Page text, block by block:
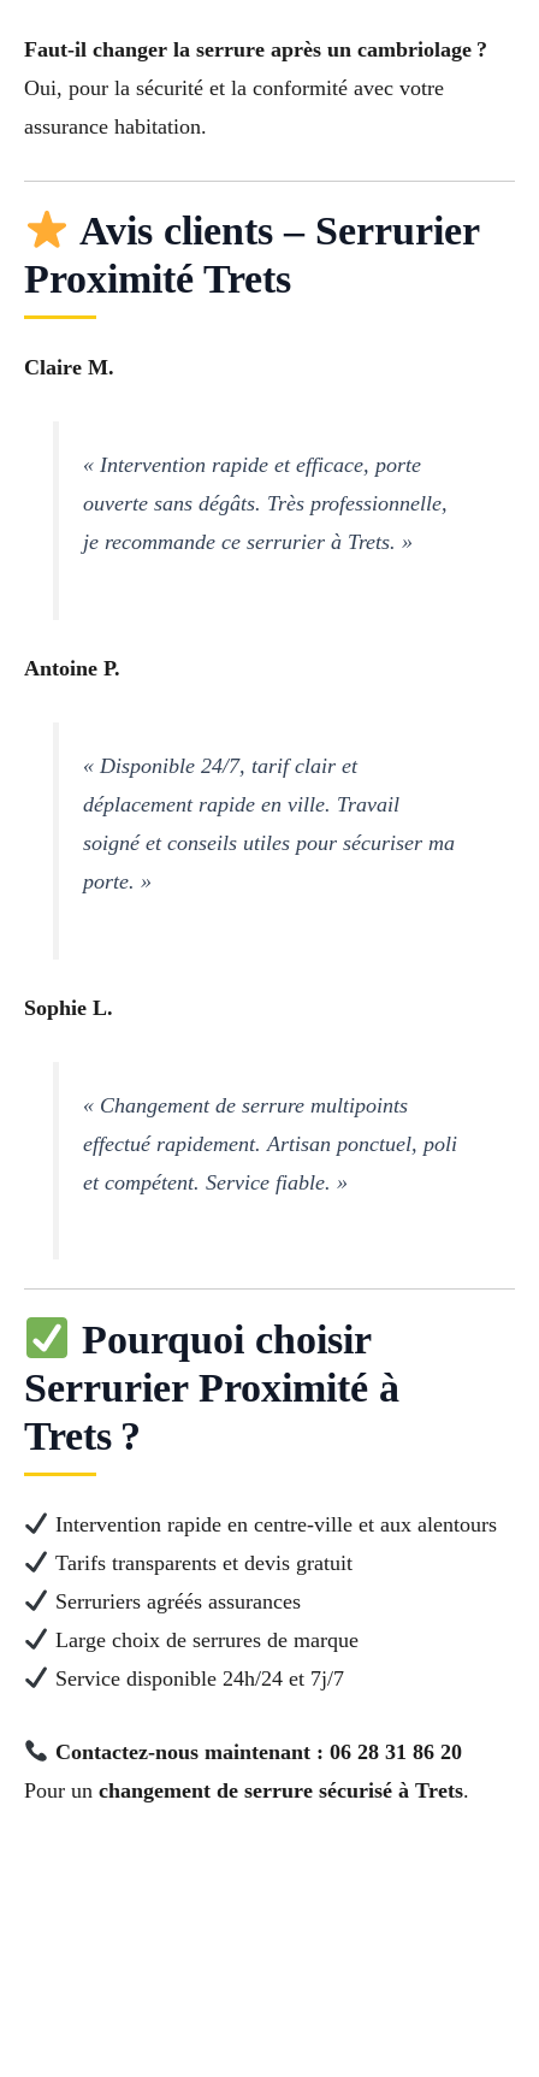
Faut-il changer la serrure après un cambriolage ?
Oui, pour la sécurité et la conformité avec votre
assurance habitation.
Avis clients – Serrurier
Proximité Trets
Claire M.
« Intervention rapide et efficace, porte
ouverte sans dégâts. Très professionnelle,
je recommande ce serrurier à Trets. »
Antoine P.
« Disponible 24/7, tarif clair et
déplacement rapide en ville. Travail
soigné et conseils utiles pour sécuriser ma
porte. »
Sophie L.
« Changement de serrure multipoints
effectué rapidement. Artisan ponctuel, poli
et compétent. Service fiable. »
Pourquoi choisir
Serrurier Proximité à
Trets ?
Intervention rapide en centre-ville et aux alentours
Tarifs transparents et devis gratuit
Serruriers agréés assurances
Large choix de serrures de marque
Service disponible 24h/24 et 7j/7
Contactez-nous maintenant : 06 28 31 86 20
Pour un changement de serrure sécurisé à Trets.